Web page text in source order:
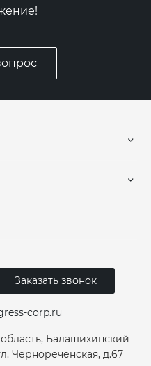
corp.ru
Балашихинский
Чернореченская, д.67
Заказать звонок